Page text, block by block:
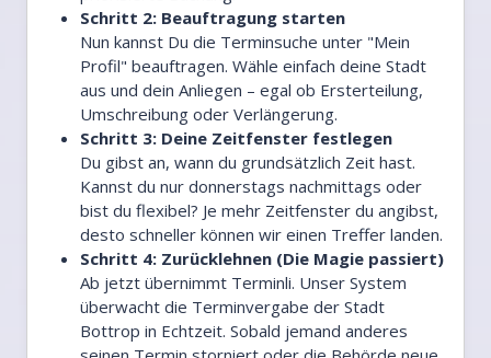
Schritt 2: Beauftragung starten
Nun kannst Du die Terminsuche unter "Mein
Profil" beauftragen. Wähle einfach deine Stadt
aus und dein Anliegen – egal ob Ersterteilung,
Umschreibung oder Verlängerung.
Schritt 3: Deine Zeitfenster festlegen
Du gibst an, wann du grundsätzlich Zeit hast.
Kannst du nur donnerstags nachmittags oder
bist du flexibel? Je mehr Zeitfenster du angibst,
desto schneller können wir einen Treffer landen.
Schritt 4: Zurücklehnen (Die Magie passiert)
Ab jetzt übernimmt Terminli. Unser System
überwacht die Terminvergabe der Stadt
Bottrop in Echtzeit. Sobald jemand anderes